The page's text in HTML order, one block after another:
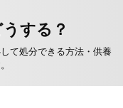
する？
て処分できる方法・供養